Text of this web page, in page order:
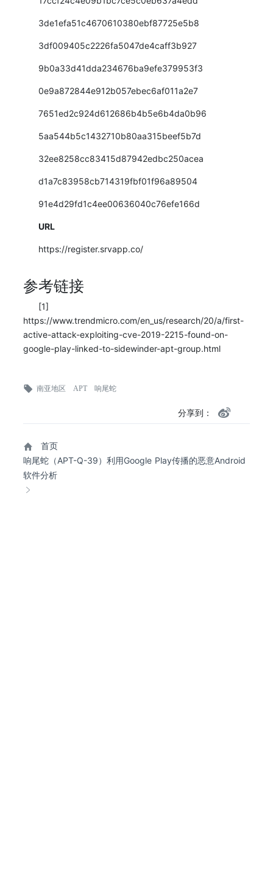
3de1efa51c4670610380ebf87725e5b8
3df009405c2226fa5047de4caff3b927
9b0a33d41dda234676ba9efe379953f3
0e9a872844e912b057ebec6af011a2e7
7651ed2c924d612686b4b5e6b4da0b96
5aa544b5c1432710b80aa315beef5b7d
32ee8258cc83415d87942edbc250acea
d1a7c83958cb714319fbf01f96a89504
91e4d29fd1c4ee00636040c76efe166d
URL
https://register.srvapp.co/
参考链接
[1]
https://www.trendmicro.com/en_us/research/20/a/first-
active-attack-exploiting-cve-2019-2215-found-on-
google-play-linked-to-sidewinder-apt-group.html
南亚地区 APT 响尾蛇
分享到：
首页
响尾蛇（APT-Q-39）利用Google Play传播的恶意Android
软件分析